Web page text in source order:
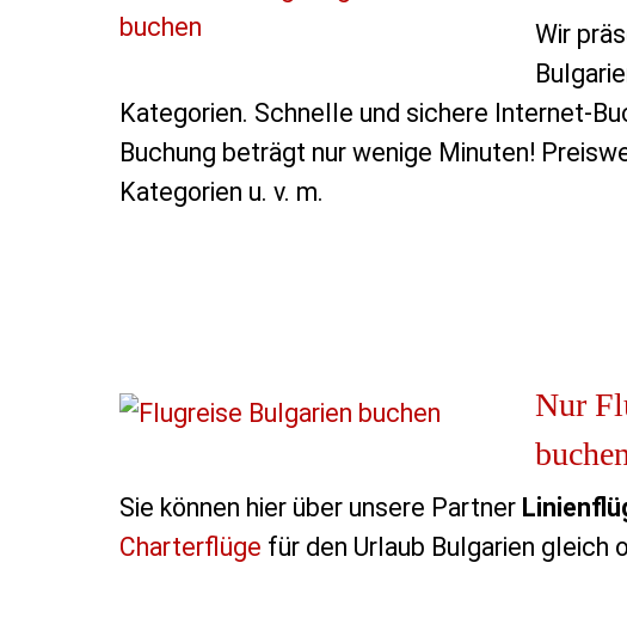
Wir
Kategorien. Schnelle und sichere Internet-
Buchung beträgt nur wenige Minuten!
Kategorien u. v. m.
Nur
buchen
Sie können hier über unsere Partner
Charterflüge für den Urlaub Bulgarien gleich